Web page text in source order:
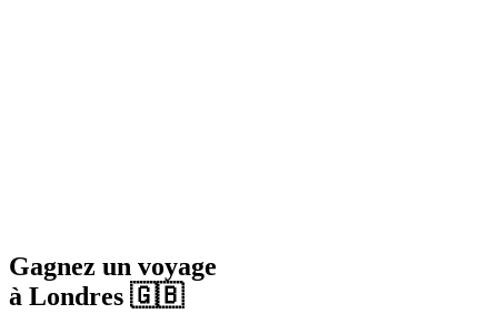
Gagnez un voyage
à Londres 🇬🇧